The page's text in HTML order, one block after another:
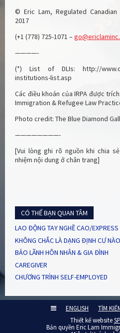
© Eric Lam, Regulated
2017
(+1 (778) 725-1071 –
————-
(*) List of DLIs: http://
institutions-list.asp
Các điều khoản của IRPA được
Immigration & Refugee Law
Photo credit: The Blue Diamond
————————-
[Vui lòng ghi rõ nguồn khi chia
nhiệm nội dung ở chân trang]
CÓ THỂ BẠN QUAN TÂM
LAO ĐỘNG TAY NGHỀ CAO/EXPRESS
KHÔNG CHẮC LÀ DẠNG ĐỊNH CƯ
BẢO LÃNH HÔN NHÂN & GIA ĐÌNH
CAREGIVER
CHƯƠNG TRÌNH SELF-EMPLOYED
ENGLISH TÌM
Thiết kế website
Bản quyền Eric Lam